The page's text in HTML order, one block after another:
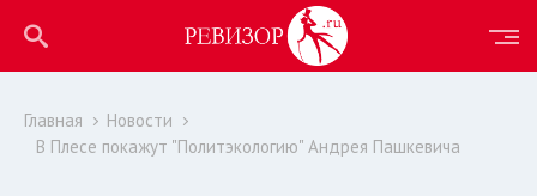
Главная
Новости
В Плесе покажут "Политэкологию" Андрея Пашкевича